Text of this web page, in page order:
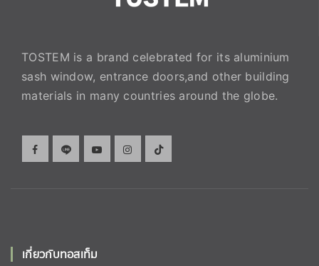
TOSTEM is a brand celebrated for its aluminium
sash window, entrance doors,and other building
materials in many countries around the globe.
เกี่ยวกับทอสเท็ม